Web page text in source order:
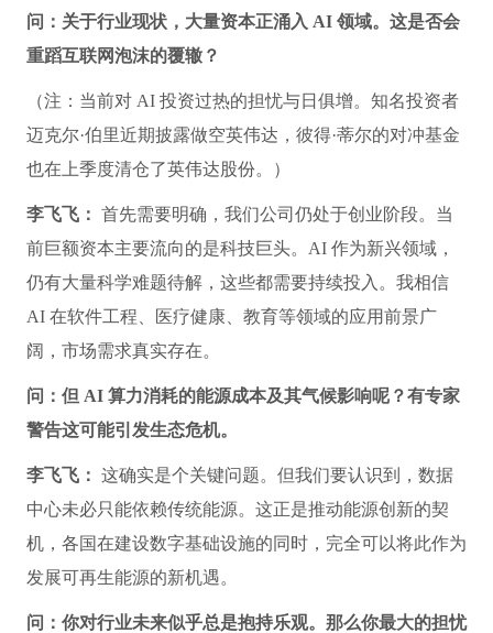
问：关于行业现状，大量资本正涌入 AI 领域。这是否会
重蹈互联网泡沫的覆辙？
（注：当前对 AI 投资过热的担忧与日俱增。知名投资者
迈克尔·伯里近期披露做空英伟达，彼得·蒂尔的对冲基金
也在上季度清仓了英伟达股份。）
李飞飞： 首先需要明确，我们公司仍处于创业阶段。当
前巨额资本主要流向的是科技巨头。AI 作为新兴领域，
仍有大量科学难题待解，这些都需要持续投入。我相信
AI 在软件工程、医疗健康、教育等领域的应用前景广
阔，市场需求真实存在。
问：但 AI 算力消耗的能源成本及其气候影响呢？有专家
警告这可能引发生态危机。
李飞飞： 这确实是个关键问题。但我们要认识到，数据
中心未必只能依赖传统能源。这正是推动能源创新的契
机，各国在建设数字基础设施的同时，完全可以将此作为
发展可再生能源的新机遇。
问：你对行业未来似乎总是抱持乐观。那么你最大的担忧